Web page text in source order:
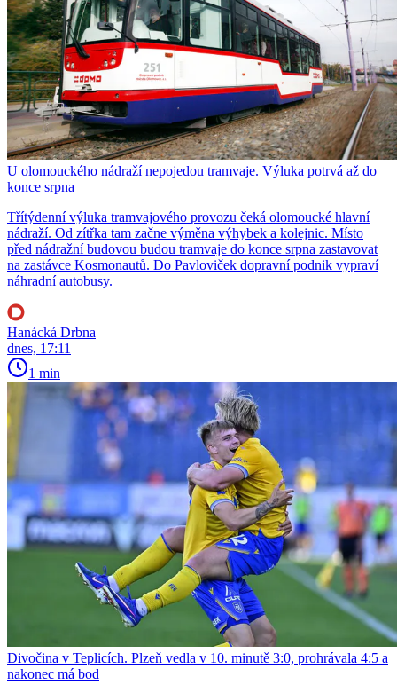
U olomouckého nádraží nepojedou tramvaje. Výluka potrvá až do
konce srpna
Třítýdenní výluka tramvajového provozu čeká olomoucké hlavní
nádraží. Od zítřka tam začne výměna výhybek a kolejnic. Místo
před nádražní budovou budou tramvaje do konce srpna zastavovat
na zastávce Kosmonautů. Do Pavloviček dopravní podnik vypraví
náhradní autobusy.
Hanácká Drbna
dnes, 17:11
1 min
Divočina v Teplicích. Plzeň vedla v 10. minutě 3:0, prohrávala 4:5 a
nakonec má bod